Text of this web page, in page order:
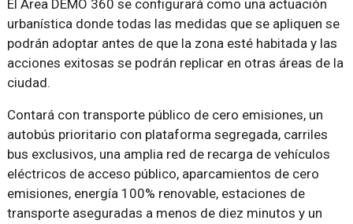
El Área DEMO 360 se configurará como una actuación
urbanística donde todas las medidas que se apliquen se
podrán adoptar antes de que la zona esté habitada y las
acciones exitosas se podrán replicar en otras áreas de la
ciudad.
Contará con transporte público de cero emisiones, un
autobús prioritario con plataforma segregada, carriles
bus exclusivos, una amplia red de recarga de vehículos
eléctricos de acceso público, aparcamientos de cero
emisiones, energía 100% renovable, estaciones de
transporte aseguradas a menos de diez minutos y un